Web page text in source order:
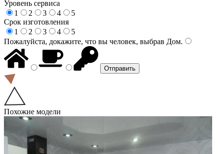
Уровень сервиса
1
2 3 4
5
Срок изготовления
1
2 3 4
5
Пожалуйста, докажите, что вы человек, выбрав Дом.
Похожие модели